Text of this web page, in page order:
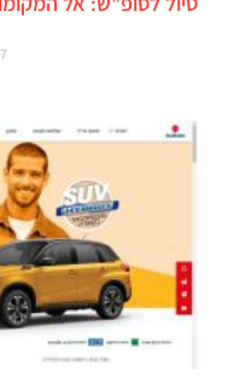
7 באוגוסט 2026